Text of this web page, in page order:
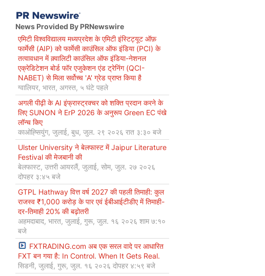
News Provided By PRNewswire
एमिटी विश्वविद्यालय मध्यप्रदेश के एमिटी इंस्टिट्यूट ऑफ़
फार्मेसी (AIP) को फार्मेसी काउंसिल ऑफ इंडिया (PCI) के
तत्वावधान में क़्वालिटी काउंसिल ऑफ इंडिया-नेशनल
एक्रेडिटेशन बोर्ड फॉर एजुकेशन एंड ट्रेनिंग (QCI-
NABET) से मिला सर्वोच्च 'A' ग्रेड प्राप्त किया है
ग्वालियर, भारत, अगस्त, ५ घंटे पहले
अगली पीढ़ी के AI इंफ्रास्ट्रक्चर को शक्ति प्रदान करने के
लिए SUNON ने ErP 2026 के अनुरूप Green EC पंखे
लॉन्च किए
काओह्सियुंग, जुलाई, बुध, जुल. २९ २०२६ रात ३:३० बजे
Ulster University ने बेलफास्ट में Jaipur Literature
Festival की मेजबानी की
बेलफास्ट, उत्तरी आयरलैं, जुलाई, सोम, जुल. २७ २०२६
दोपहर ३:४५ बजे
GTPL Hathway वित्त वर्ष 2027 की पहली तिमाही: कुल
राजस्व ₹1,000 करोड़ के पार एवं ईबीआईटीडीए में तिमाही-
दर-तिमाही 20% की बढ़ोतरी
अहमदाबाद, भारत, जुलाई, गुरू, जुल. १६ २०२६ शाम ७:१०
बजे
FXTRADING.com अब एक सरल वादे पर आधारित
FXT बन गया है: In Control. When It Gets Real.
सिडनी, जुलाई, गुरू, जुल. १६ २०२६ दोपहर ४:५९ बजे